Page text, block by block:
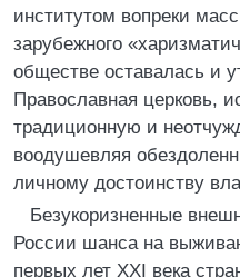
институтом вопреки
зарубежного
обществе оставалась и
Православная церковь,
традиционную и
воодушевляя
личному достоинству
Безукоризненные
России шанса на
первых лет XXI века